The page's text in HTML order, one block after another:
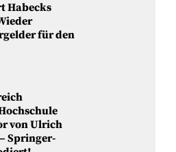
Habecks
für den
von Ulrich
Springer-